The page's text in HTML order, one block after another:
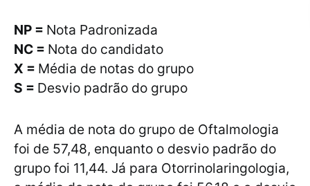
NP = Nota Padronizada
NC = Nota do candidato
X = Média de notas do grupo
S = Desvio padrão do grupo
A média de nota do grupo de Oftalmologia
foi de 57,48, enquanto o desvio padrão do
grupo foi 11,44. Já para Otorrinolaringologia,